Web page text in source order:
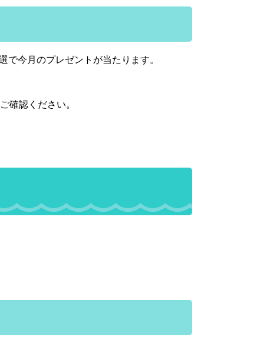
今月のプレゼントが当たります。
確認ください。